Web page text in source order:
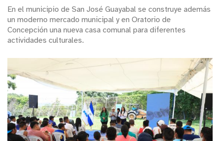
En el municipio de San José Guayabal se construye además
un moderno mercado municipal y en Oratorio de
Concepción una nueva casa comunal para diferentes
actividades culturales.